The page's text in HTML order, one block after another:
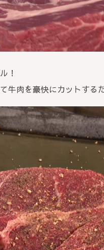
！
牛肉を豪快にカットする